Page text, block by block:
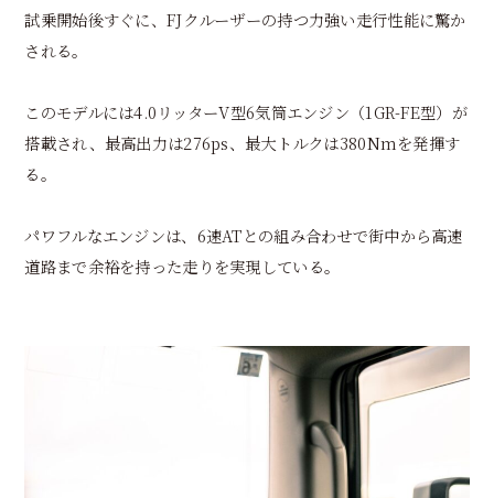
試乗開始後すぐに、FJクルーザーの持つ力強い走行性能に驚か
される。
このモデルには4.0リッターV型6気筒エンジン（1GR-FE型）が
搭載され、最高出力は276ps、最大トルクは380Nmを発揮す
る。
パワフルなエンジンは、6速ATとの組み合わせで街中から高速
道路まで余裕を持った走りを実現している。